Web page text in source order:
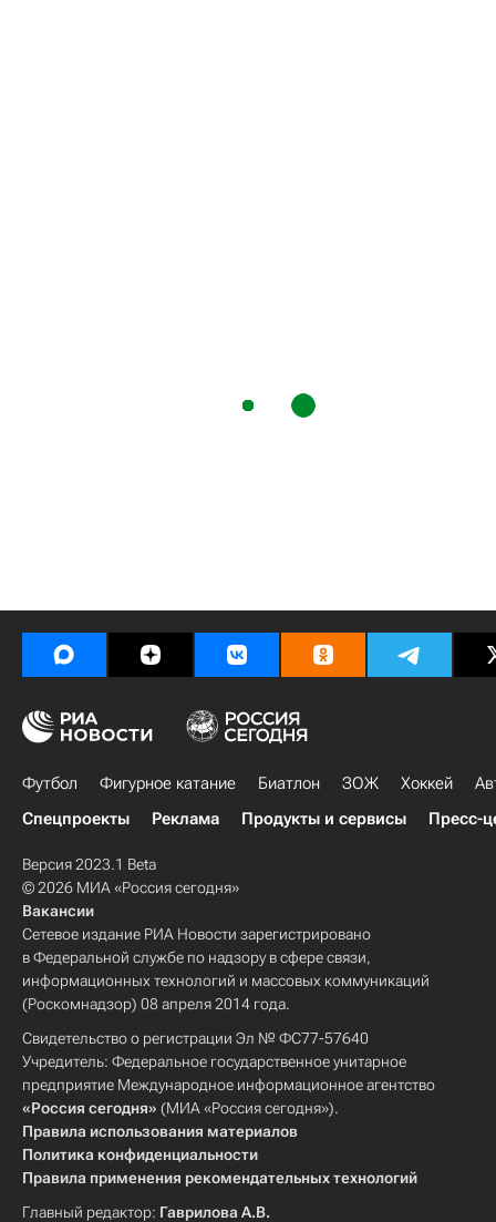
Футбол Фигурное катание Биатлон ЗОЖ Хоккей
Спецпроекты
Реклама Продукты и сервисы Пресс-
Версия 2023.1 Beta
© 2026 МИА «Россия сегодня»
Вакансии
Сетевое издание РИА Новости зарегистрировано
в Федеральной службе по надзору в сфере связи,
информационных технологий и массовых коммуникаций
(Роскомнадзор) 08 апреля 2014 года.
Свидетельство о регистрации Эл № ФС77-57640
Учредитель: Федеральное государственное унитарное
предприятие Международное информационное агентство
«Россия сегодня» (МИА «Россия сегодня»).
Правила использования материалов
Политика конфиденциальности
Правила применения рекомендательных технологий
Главный редактор: Гаврилова А.В.